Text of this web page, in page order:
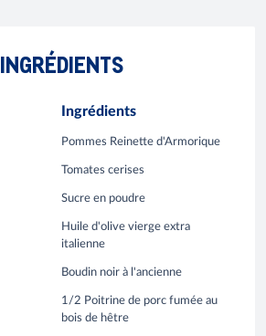
INGRÉDIENTS
Ingrédients
Pommes Reinette d'Armorique
Tomates cerises
Sucre en poudre
Huile d'olive vierge extra
italienne
Boudin noir à l'ancienne
1/2 Poitrine de porc fumée au
bois de hêtre